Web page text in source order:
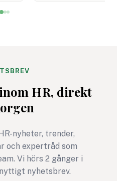
ändå ska lägga tid
något bättre.
den mest HR-
version av ett
januari: full av goda
HR, direkt
nyheter, trender,
och expertråd som
Vi hörs 2 gånger i
nyhetsbrev.